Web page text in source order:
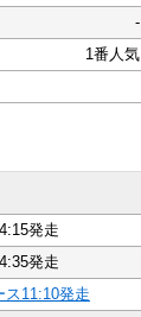
-
1番人気
発走
発走
ス11:10発走